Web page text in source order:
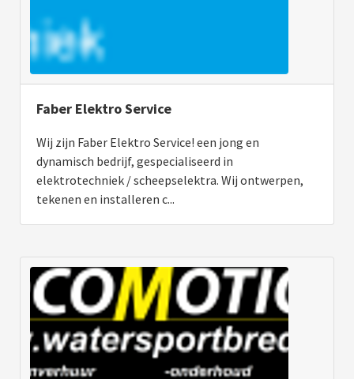
Faber Elektro Service
Wij zijn Faber Elektro Service! een jong en
dynamisch bedrijf, gespecialiseerd in
elektrotechniek / scheepselektra. Wij ontwerpen,
tekenen en installeren c...